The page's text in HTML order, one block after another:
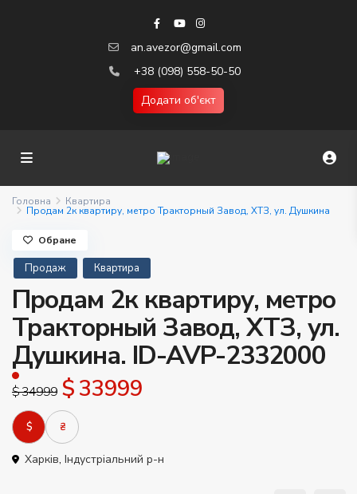
an.avezor@gmail.com
+38 (098) 558-50-50
Додати об'єкт
Головна Квартира
Продам 2к квартиру, метро Тракторный Завод, ХТЗ, ул. Душкина
Продаж Квартира
Продам 2к квартиру, метро
Тракторный Завод, ХТЗ, ул.
Душкина. ID-AVP-2332000
$ 34999 $ 33999
$ ₴
Харків, Індустріальний р-н
Обране